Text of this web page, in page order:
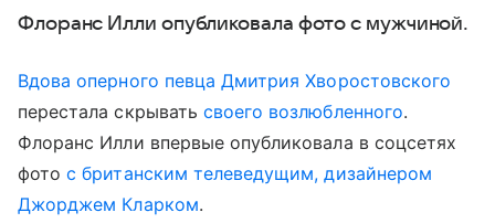
Флоранс Илли опубликовала фото с мужчиной.
Вдова оперного певца Дмитрия Хворостовского
перестала скрывать своего возлюбленного.
Флоранс Илли впервые опубликовала в соцсетях
фотос британским телеведущим, дизайнером
Джорджем Кларком.